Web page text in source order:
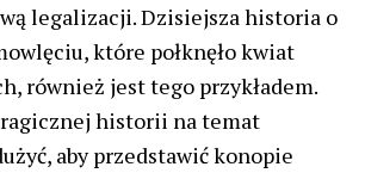
legalizacji. Dzisiejsza historia o
które połknęło kwiat
również jest tego przykładem.
historii na temat
aby przedstawić konopie